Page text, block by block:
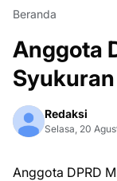
Beranda
Anggota
Redaksi
Selasa, 20
Anggota DPRD